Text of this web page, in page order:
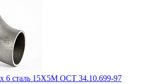
6 сталь 15Х5М ОСТ 34.10.699-97